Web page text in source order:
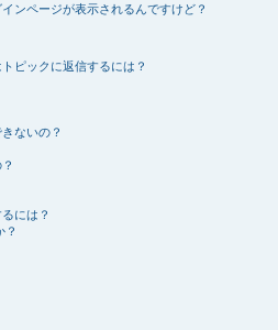
ンページが表示されるんですけど？
ピックに返信するには？
ないの？
には？
？